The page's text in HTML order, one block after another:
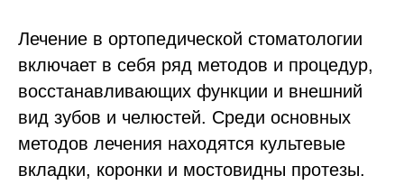
Лечение в ортопедической стоматологии
включает в себя ряд методов и процедур,
восстанавливающих функции и внешний
вид зубов и челюстей. Среди основных
методов лечения находятся культевые
вкладки, коронки и мостовидны протезы.